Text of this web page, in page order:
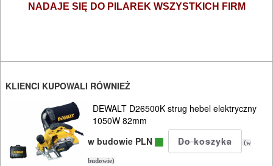
WARSZTATOWE
I
OSPRZĘT
HYDRAULICZNE
NARZĘDZIA
NADAJE SIĘ DO PILAREK WSZYSTKICH FIRM
KLIENCI KUPOWALI RÓWNIEŻ
DEWALT D26500K strug hebel elektryczny
1050W 82mm
w budowie PLN
(w
budowie)